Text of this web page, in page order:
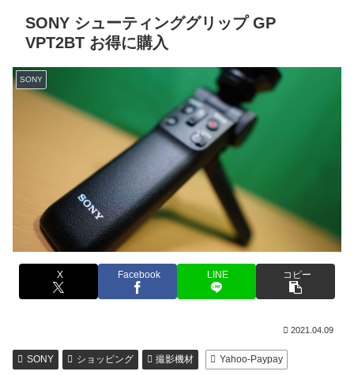
SONY シューティンググリップ GP
VPT2BT お得に購入
SONY
X Facebook LINE コピー
2021.04.09
SONY ショッピング 撮影機材 Yahoo-Paypay